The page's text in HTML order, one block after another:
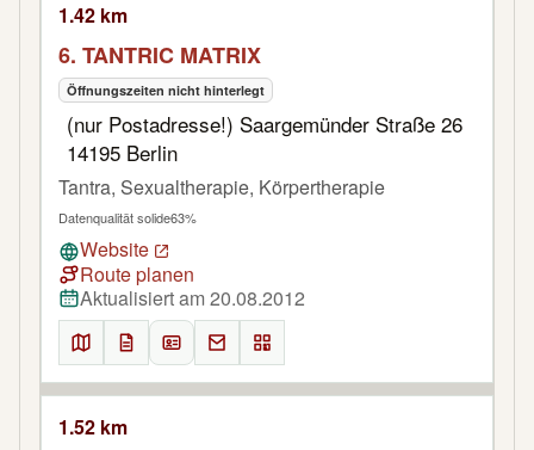
1.42 km
6. TANTRIC MATRIX
Öffnungszeiten nicht hinterlegt
(nur Postadresse!) Saargemünder Straße 26
14195 Berlin
Tantra, Sexualtherapie, Körpertherapie
Datenqualität solide63%
Website
Route planen
Aktualisiert am 20.08.2012
1.52 km